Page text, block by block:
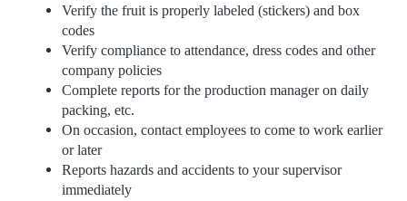
Verify the fruit is properly labeled (stickers) and box
codes
Verify compliance to attendance, dress codes and other
company policies
Complete reports for the production manager on daily
packing, etc.
On occasion, contact employees to come to work earlier
or later
Reports hazards and accidents to your supervisor
immediately